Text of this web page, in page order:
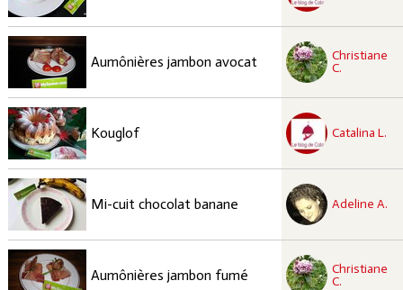
Aumônières jambon avocat
Christiane
C.
recette à tester
Kouglof Catalina L.
recette à tester
Mi-cuit chocolat banane Adeline A.
recette à tester
Aumônières jambon fumé
Christiane
C.
recette à tester